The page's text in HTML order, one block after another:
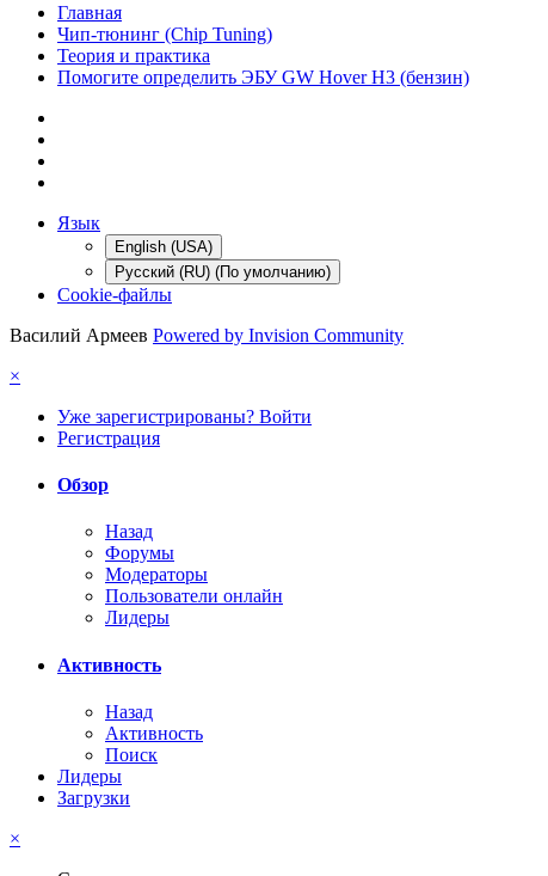
Главная
Чип-тюнинг (Chip Tuning)
Теория и практика
Помогите определить ЭБУ GW Hover H3 (бензин)
Язык
English (USA)
Русский (RU) (По умолчанию)
Cookie-файлы
Василий Армеев Powered by Invision Community
×
Уже зарегистрированы? Войти
Регистрация
Обзор
Назад
Форумы
Модераторы
Пользователи онлайн
Лидеры
Активность
Назад
Активность
Поиск
Лидеры
Загрузки
×